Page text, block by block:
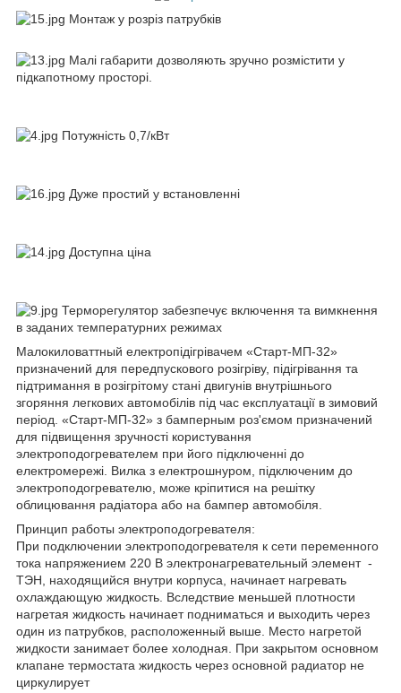
Монтаж у розріз патрубків
Малі габарити дозволяють зручно розмістити у
підкапотному просторі.
Потужність 0,7/кВт
Дуже простий у встановленні
Доступна ціна
Терморегулятор забезпечує включення та вимкнення
в заданих температурних режимах
Малокиловаттный електропідігрівачем «Старт-МП-32»
призначений для передпускового розігріву, підігрівання та
підтримання в розігрітому стані двигунів внутрішнього
згоряння легкових автомобілів під час експлуатації в зимовий
період. «Старт-МП-32» з бамперным роз'ємом призначений
для підвищення зручності користування
электроподогревателем при його підключенні до
електромережі. Вилка з електрошнуром, підключеним до
электроподогревателю, може кріпитися на решітку
облицювання радіатора або на бампер автомобіля.
Принцип работы электроподогревателя:
При подключении электроподогревателя к сети переменного
тока напряжением 220 В электронагревательный элемент -
ТЭН, находящийся внутри корпуса, начинает нагревать
охлаждающую жидкость. Вследствие меньшей плотности
нагретая жидкость начинает подниматься и выходить через
один из патрубков, расположенный выше. Место нагретой
жидкости занимает более холодная. При закрытом основном
клапане термостата жидкость через основной радиатор не
циркулирует